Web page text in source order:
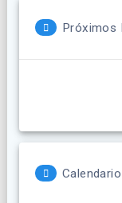
Próximos
Calendario